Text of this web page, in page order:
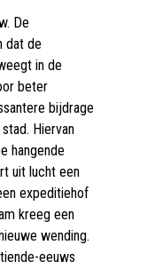
De
dat de
in de
beter
bijdrage
Hiervan
hangende
uit lucht een
expeditiehof
kreeg een
wending.
eeuws